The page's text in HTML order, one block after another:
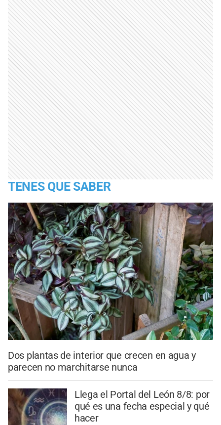
TENES QUE SABER
Dos plantas de interior que crecen en agua y
parecen no marchitarse nunca
Llega el Portal del León 8/8: por
qué es una fecha especial y qué
hacer